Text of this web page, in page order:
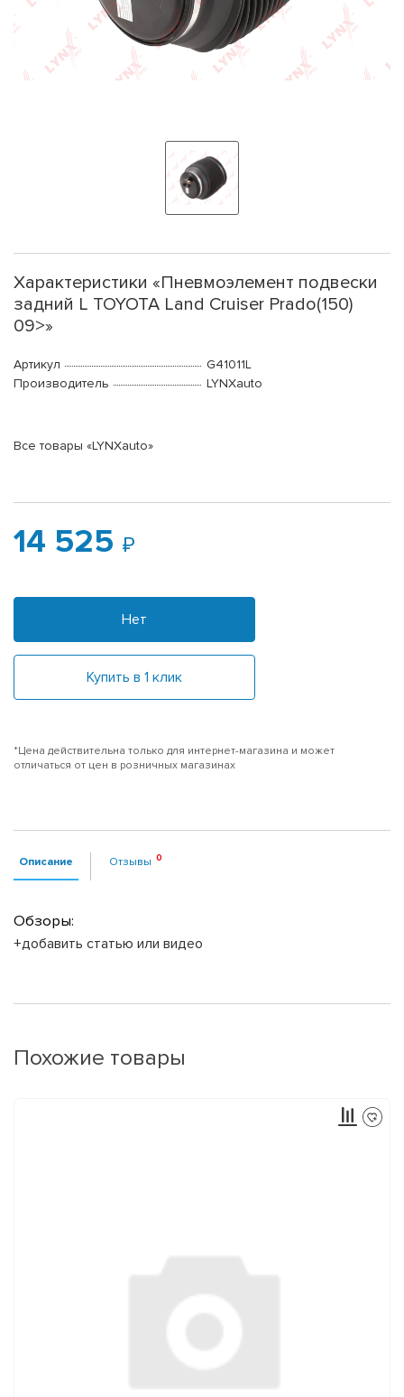
Характеристики «Пневмоэлемент подвески
задний L TOYOTA Land Cruiser Prado(150)
09>»
Артикул
G41011L
Производитель
LYNXauto
Все товары «LYNXauto»
14 525
Нет
Купить в 1 клик
*Цена действительна только для интернет-магазина и может
отличаться от цен в розничных магазинах
Описание Отзывы
Обзоры:
+добавить статью или видео
Похожие товары